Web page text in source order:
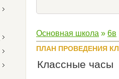
Основная школа » 6в
ПЛАН ПРОВЕДЕНИЯ
Классные часы